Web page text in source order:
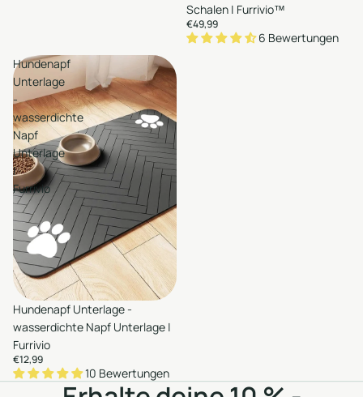
Schalen | Furrivio™
€49,99
6 Bewertungen
Hundenapf
Unterlage
-
wasserdichte
Napf
Unterlage
|
Furrivio
Hinzufügen
Hundenapf Unterlage -
wasserdichte Napf Unterlage |
Furrivio
€12,99
10 Bewertungen